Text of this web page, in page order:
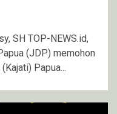
SH TOP-NEWS.id,
(JDP) memohon
Papua...